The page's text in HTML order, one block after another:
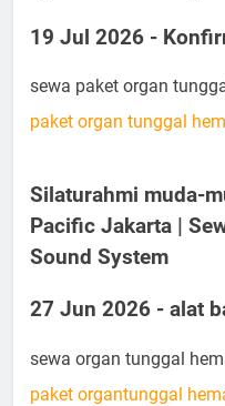
19 Jul 2026 -
sewa paket organ
paket organ tunggal
Silaturahmi muda-
Pacific Jakarta |
Sound System
27 Jun 2026 - alat
sewa organ tunggal
paket organtunggal